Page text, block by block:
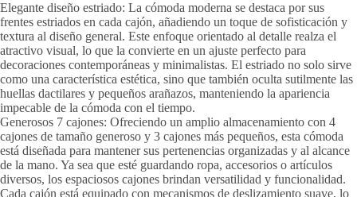
Elegante diseño estriado: La cómoda moderna se destaca por sus
frentes estriados en cada cajón, añadiendo un toque de sofisticación y
textura al diseño general. Este enfoque orientado al detalle realza el
atractivo visual, lo que la convierte en un ajuste perfecto para
decoraciones contemporáneas y minimalistas. El estriado no solo sirve
como una característica estética, sino que también oculta sutilmente las
huellas dactilares y pequeños arañazos, manteniendo la apariencia
impecable de la cómoda con el tiempo.
Generosos 7 cajones: Ofreciendo un amplio almacenamiento con 4
cajones de tamaño generoso y 3 cajones más pequeños, esta cómoda
está diseñada para mantener sus pertenencias organizadas y al alcance
de la mano. Ya sea que esté guardando ropa, accesorios o artículos
diversos, los espaciosos cajones brindan versatilidad y funcionalidad.
Cada cajón está equipado con mecanismos de deslizamiento suave, lo